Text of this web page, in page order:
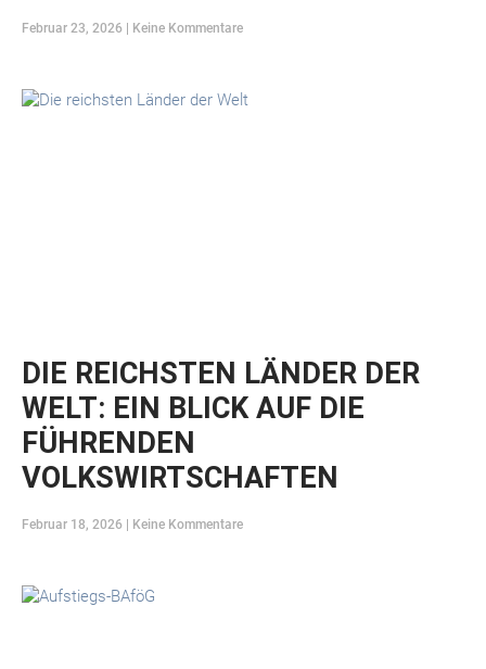
Februar 23, 2026 Keine Kommentare
DIE REICHSTEN LÄNDER DER
WELT: EIN BLICK AUF DIE
FÜHRENDEN
VOLKSWIRTSCHAFTEN
Februar 18, 2026 Keine Kommentare